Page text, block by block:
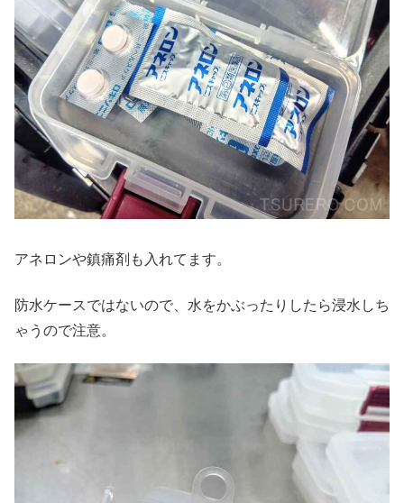
アネロンや鎮痛剤も入れてます。
防水ケースではないので、水をかぶったりしたら浸水しち
ゃうので注意。